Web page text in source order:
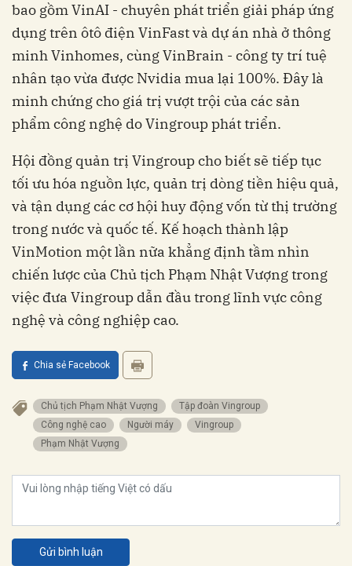
bao gồm VinAI - chuyên phát triển giải pháp ứng
dụng trên ôtô điện VinFast và dự án nhà ở thông
minh Vinhomes, cùng VinBrain - công ty trí tuệ
nhân tạo vừa được Nvidia mua lại 100%. Đây là
minh chứng cho giá trị vượt trội của các sản
phẩm công nghệ do Vingroup phát triển.
Hội đồng quản trị Vingroup cho biết sẽ tiếp tục
tối ưu hóa nguồn lực, quản trị dòng tiền hiệu quả,
và tận dụng các cơ hội huy động vốn từ thị trường
trong nước và quốc tế. Kế hoạch thành lập
VinMotion một lần nữa khẳng định tầm nhìn
chiến lược của Chủ tịch Phạm Nhật Vượng trong
việc đưa Vingroup dẫn đầu trong lĩnh vực công
nghệ và công nghiệp cao.
Chia sẻ Facebook
Chủ tịch Phạm Nhật Vượng
Tập đoàn Vingroup
Công nghệ cao
Người máy
Vingroup
Phạm Nhật Vượng
Gửi bình luận